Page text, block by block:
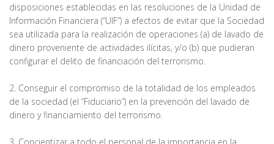
disposiciones establecidas en las resoluciones de la Unidad de
Información Financiera (“UIF”) a efectos de evitar que la Sociedad
sea utilizada para la realización de operaciones (a) de lavado de
dinero proveniente de actividades ilícitas, y/o (b) que pudieran
configurar el delito de financiación del terrorismo.
2. Conseguir el compromiso de la totalidad de los empleados
de la sociedad (el “Fiduciario”) en la prevención del lavado de
dinero y financiamiento del terrorismo.